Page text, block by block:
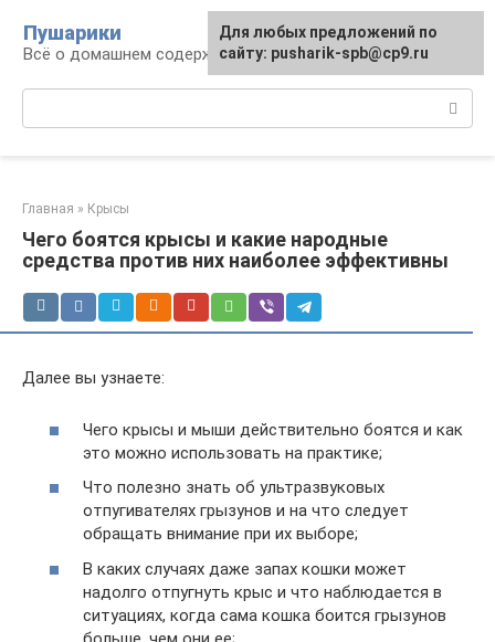
контенту
Пушарики
Всё о домашнем содержании грызунов
Главная » Крысы
Чего боятся крысы и какие народные
средства против них наиболее эффективны
Далее вы узнаете:
Чего крысы и мыши действительно боятся и как
это можно использовать на практике;
Что полезно знать об ультразвуковых
отпугивателях грызунов и на что следует
обращать внимание при их выборе;
В каких случаях даже запах кошки может
надолго отпугнуть крыс и что наблюдается в
ситуациях, когда сама кошка боится грызунов
Для любых предложений по
сайту: pusharik-spb@cp9.ru